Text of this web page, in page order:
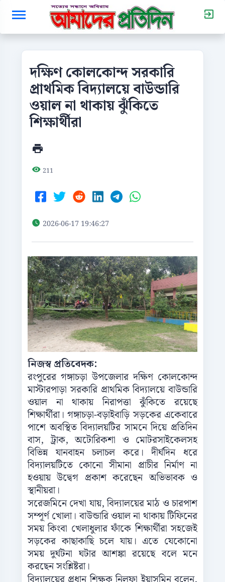
দক্ষিণ কোলকোন্দ সরকারি
প্রাথমিক বিদ্যালয়ে বাউন্ডারি
ওয়াল না থাকায় ঝুঁকিতে
শিক্ষার্থীরা
211
2026-06-17 19:46:27
নিজস্ব প্রতিবেদক:
রংপুরের গঙ্গাচড়া উপজেলার দক্ষিণ কোলকোন্দ
মাস্টারপাড়া সরকারি প্রাথমিক বিদ্যালয়ে বাউন্ডারি
ওয়াল না থাকায় নিরাপত্তা ঝুঁকিতে রয়েছে
শিক্ষার্থীরা। গঙ্গাচড়া-বড়াইবাড়ি সড়কের একেবারে
পাশে অবস্থিত বিদ্যালয়টির সামনে দিয়ে প্রতিদিন
বাস, ট্রাক, অটোরিকশা ও মোটরসাইকেলসহ
বিভিন্ন যানবাহন চলাচল করে। দীর্ঘদিন ধরে
বিদ্যালয়টিতে কোনো সীমানা প্রাচীর নির্মাণ না
হওয়ায় উদ্বেগ প্রকাশ করেছেন অভিভাবক ও
স্থানীয়রা।
সরেজমিনে দেখা যায়, বিদ্যালয়ের মাঠ ও চারপাশ
সম্পূর্ণ খোলা। বাউন্ডারি ওয়াল না থাকায় টিফিনের
সময় কিংবা খেলাধুলার ফাঁকে শিক্ষার্থীরা সহজেই
সড়কের কাছাকাছি চলে যায়। এতে যেকোনো
সময় দুর্ঘটনা ঘটার আশঙ্কা রয়েছে বলে মনে
করছেন সংশ্লিষ্টরা।